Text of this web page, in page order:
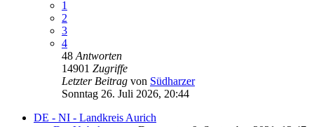
1
2
3
4
48 Antworten
14901 Zugriffe
Letzter Beitrag von Südharzer
Sonntag 26. Juli 2026, 20:44
DE - NI - Landkreis Aurich